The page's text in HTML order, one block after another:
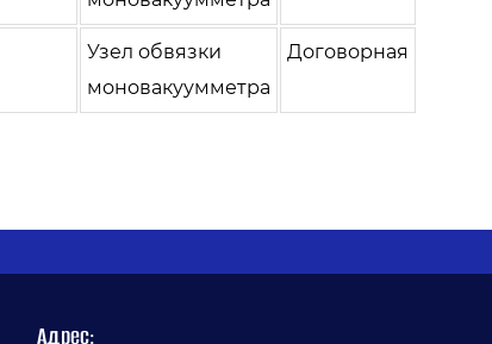
Узел обвязки
моновакуумметра
Договорная
Адрес: